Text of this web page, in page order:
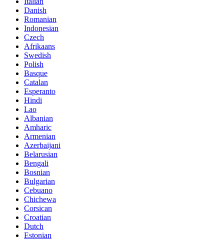
Danish
Romanian
Indonesian
Czech
Afrikaans
Swedish
Polish
Basque
Catalan
Esperanto
Hindi
Lao
Albanian
Amharic
Armenian
Azerbaijani
Belarusian
Bengali
Bosnian
Bulgarian
Cebuano
Chichewa
Corsican
Croatian
Dutch
Estonian